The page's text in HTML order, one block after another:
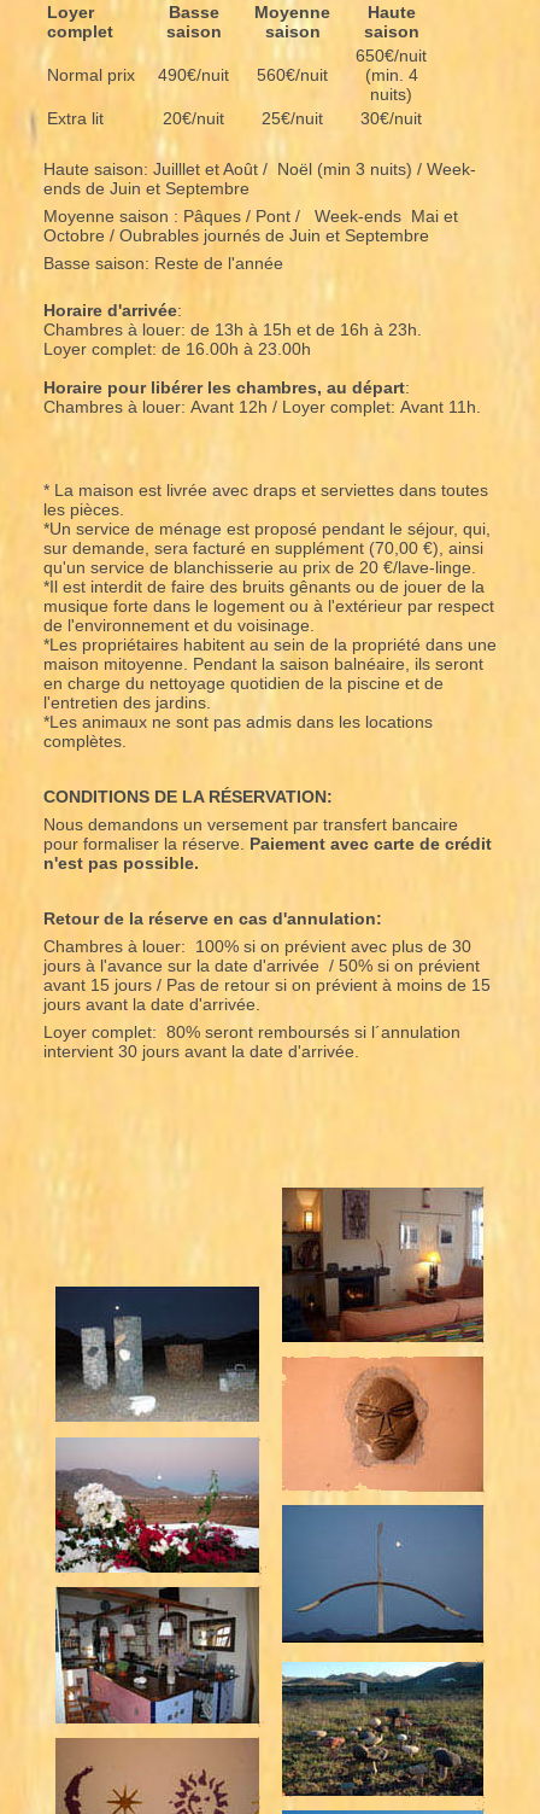
Loyer
complet
Basse
saison
Moyenne
saison
Haute
saison
Normal prix 490€/nuit 560€/nuit
650€/nuit
(min. 4
nuits)
Extra lit
20€/nuit 25€/nuit 30€/nuit
Haute saison: Juilllet et Août / Noël (min 3 nuits) / Week-
ends de Juin et Septembre
Moyenne saison : Pâques / Pont / Week-ends Mai et
Octobre / Oubrables journés de Juin et Septembre
Basse saison: Reste de l'année
Horaire d'arrivée:
Chambres à louer: de 13h à 15h et de 16h à 23h.
Loyer complet: de 16.00h à 23.00h
Horaire pour libérer les chambres, au départ:
Chambres à louer: Avant 12h / Loyer complet: Avant 11h.
* La maison est livrée avec draps et serviettes dans toutes
les pièces.
*Un service de ménage est proposé pendant le séjour, qui,
sur demande, sera facturé en supplément (70,00 €), ainsi
qu'un service de blanchisserie au prix de 20 €/lave-linge.
*Il est interdit de faire des bruits gênants ou de jouer de la
musique forte dans le logement ou à l'extérieur par respect
de l'environnement et du voisinage.
*Les propriétaires habitent au sein de la propriété dans une
maison mitoyenne. Pendant la saison balnéaire, ils seront
en charge du nettoyage quotidien de la piscine et de
l'entretien des jardins.
*Les animaux ne sont pas admis dans les locations
complètes.
CONDITIONS DE LA RÉSERVATION:
Nous demandons un versement par transfert bancaire
pour formaliser la réserve. Paiement avec carte de crédit
n'est pas possible.
Retour de la réserve en cas d'annulation:
Chambres à louer: 100% si on prévient avec plus de 30
jours à l'avance sur la date d'arrivée / 50% si on prévient
avant 15 jours / Pas de retour si on prévient à moins de 15
jours avant la date d'arrivée.
Loyer complet: 80% seront remboursés si l´annulation
intervient 30 jours avant la date d'arrivée.